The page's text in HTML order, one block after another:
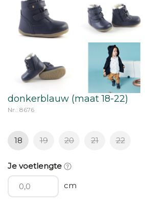
donkerblauw (maat 18-22)
Nr.: 8676
18 19 20 21 22
Je voetlengte
cm